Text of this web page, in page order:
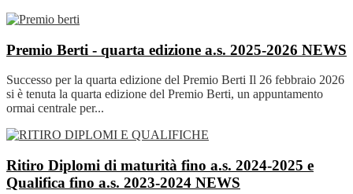
Premio Berti - quarta edizione a.s. 2025-2026 NEWS
Successo per la quarta edizione del Premio Berti Il 26 febbraio 2026
si è tenuta la quarta edizione del Premio Berti, un appuntamento
ormai centrale per...
Ritiro Diplomi di maturità fino a.s. 2024-2025 e
Qualifica fino a.s. 2023-2024 NEWS